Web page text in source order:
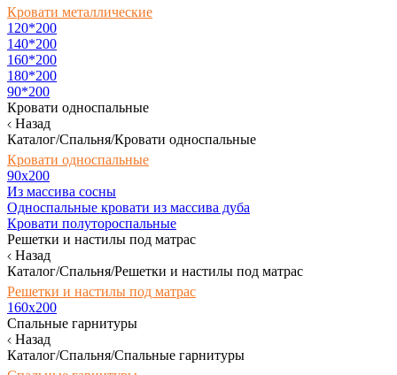
Кровати металлические
120*200
140*200
160*200
180*200
90*200
Кровати односпальные
Назад
Каталог/Спальня/Кровати односпальные
Кровати односпальные
90х200
Из массива сосны
Односпальные кровати из массива дуба
Кровати полутороспальные
Решетки и настилы под матрас
Назад
Каталог/Спальня/Решетки и настилы под матрас
Решетки и настилы под матрас
160х200
Спальные гарнитуры
Назад
Каталог/Спальня/Спальные гарнитуры